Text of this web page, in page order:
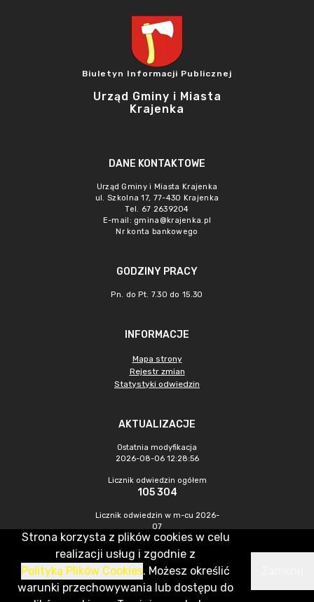
Biuletyn Informacji Publicznej
Urząd Gminy i Miasta
Krajenka
DANE KONTAKTOWE
Urząd Gminy i Miasta Krajenka
ul. Szkolna 17, 77-430 Krajenka
Tel. 67 2639204
E-mail: gmina@krajenka.pl
Nr konta bankowego
GODZINY PRACY
Pn. do Pt. 7.30 do 15.30
INFORMACJE
Mapa strony
Rejestr zmian
Statystyki odwiedzin
AKTUALIZACJE
Ostatnia modyfikacja
2026-08-06 12:28:56
Licznik odwiedzin ogółem
105 304
Licznik odwiedzin w m-cu 2026-
07
680
CMS & Hosting: Nefeni Sp. z o.o.
Strona korzysta z plików cookies w celu
realizacji usług i zgodnie z
Polityką Plików Cookies. Możesz określić
warunki przechowywania lub dostępu do